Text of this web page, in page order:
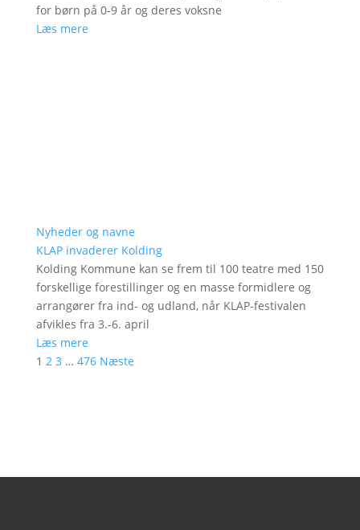
for børn på 0-9 år og deres voksne
Læs mere
Nyheder og navne
KLAP invaderer Kolding
Kolding Kommune kan se frem til 100 teatre med 150
forskellige forestillinger og en masse formidlere og
arrangører fra ind- og udland, når KLAP-festivalen
afvikles fra 3.-6. april
Læs mere
1 2 3 … 476 Næste